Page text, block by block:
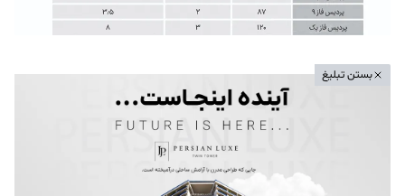
بستن تبلیغ